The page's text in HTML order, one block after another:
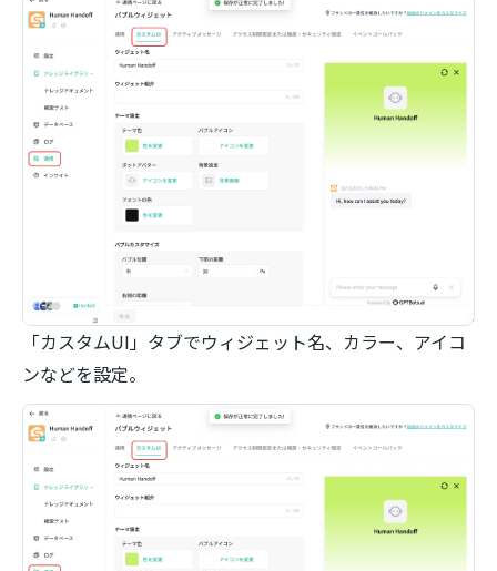
「カスタムUI」タブでウィジェット名、カラー、アイコ
ンなどを設定。